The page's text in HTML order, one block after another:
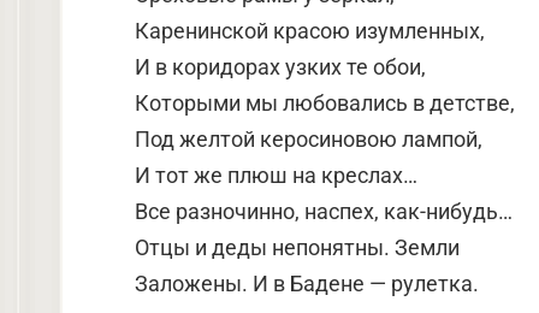
Каренинской красою изумленных,
И в коридорах узких те обои,
Которыми мы любовались в детстве,
Под желтой керосиновою лампой,
И тот же плюш на креслах…
Все разночинно, наспех, как-нибудь…
Отцы и деды непонятны. Земли
Заложены. И в Бадене — рулетка.